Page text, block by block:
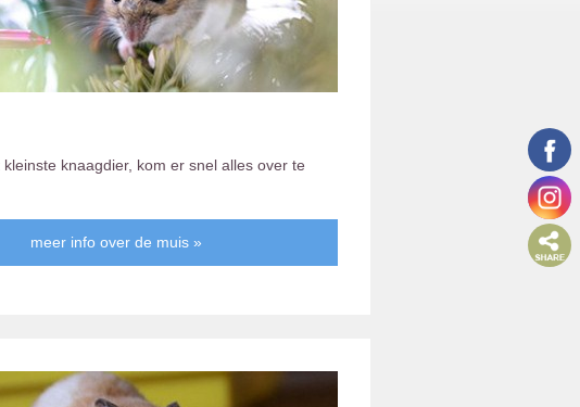
knaagdier, kom er snel alles over te
meer info over de muis »